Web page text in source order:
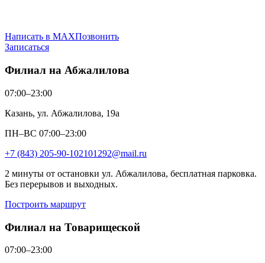
Написать в MAXПозвонить
Записаться
Филиал на Абжалилова
07:00–23:00
Казань, ул. Абжалилова, 19а
ПН–ВС 07:00–23:00
+7 (843) 205-90-102101292@mail.ru
2 минуты от остановки ул. Абжалилова, бесплатная парковка.
Без перерывов и выходных.
Построить маршрут
Филиал на Товарищеской
07:00–23:00